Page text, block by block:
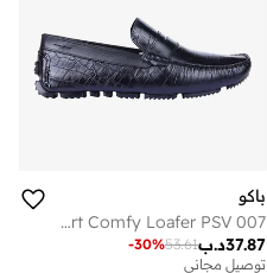
باكو
Smart Comfy Loafer PSV 007
د.ب37.87
53.61
-30%
توصيل مجاني